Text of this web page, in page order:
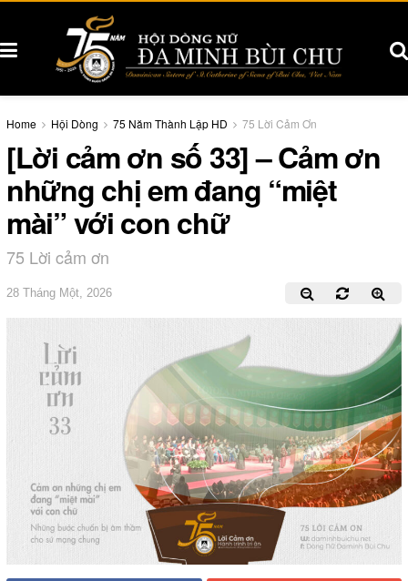
Home Hội Dòng 75 Năm Thành Lập HD 75 Lời Cảm Ơn
[Lời cảm ơn số 33] – Cảm ơn
những chị em đang “miệt
mài” với con chữ
75 Lời cảm ơn
28 Tháng Một, 2026